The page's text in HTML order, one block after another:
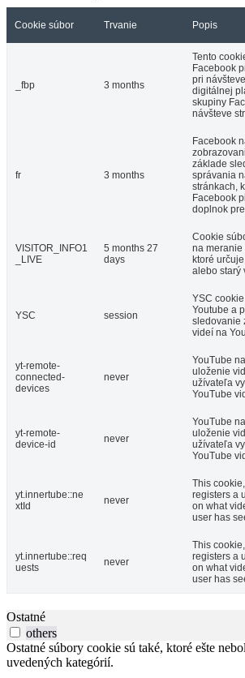
Cookie súbor Trvanie Popis
_fbp 3 months
Tento
Facebook
pri
digitálnej
skupiny
návšteve
fr 3 months
Facebook
základe
správania
stránkach,
Facebook
doplnok
VISITOR_INFO1
_LIVE
5 months 27
days
Cookie
na
ktoré
alebo starý
YSC session
YSC
Youtube a
sledovanie
videí na
yt-remote-
connected-
devices
never
YouTube
uloženie
užívateľa
YouTube
yt-remote-
device-id
never
YouTube
uloženie
užívateľa
YouTube
yt.innertube::ne
xtId
never
This
registers a
on what
user has
yt.innertube::req
uests
never
This
registers a
on what
user has
Ostatné
others
Ostatné súbory cookie sú také, ktoré ešte
uvedených kategórií.